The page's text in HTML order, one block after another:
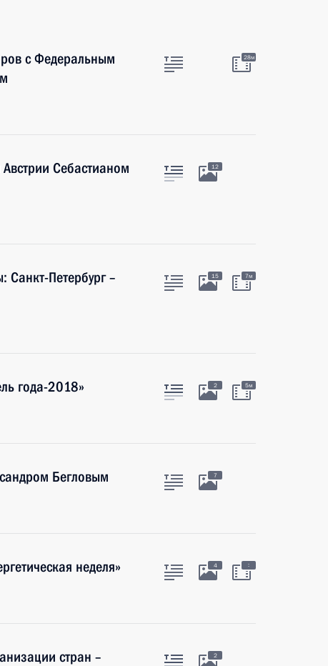
с Федеральным
28м
Себастианом
12
Санкт-Петербург –
15 7м
года-2018» 2 5м
Бегловым 7
неделя» 4 :
стран –
2